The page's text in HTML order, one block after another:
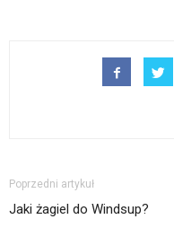
Poprzedni artykuł
Jaki żagiel do Windsup?